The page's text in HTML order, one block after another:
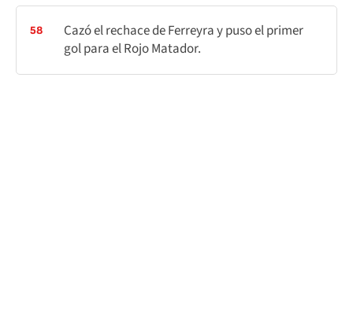
58
Cazó el rechace de Ferreyra y puso el primer
gol para el Rojo Matador.